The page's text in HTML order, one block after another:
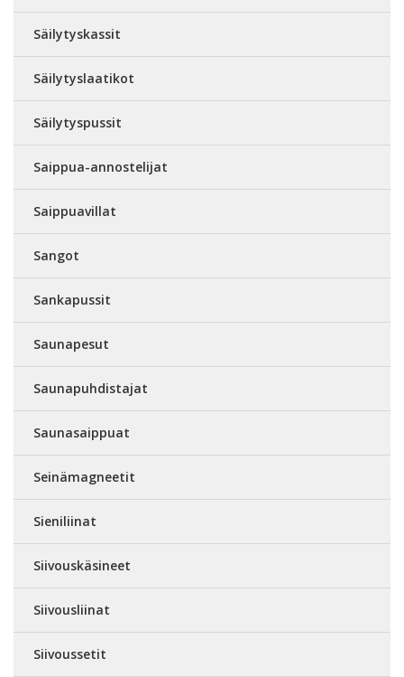
Säilytyskassit
Säilytyslaatikot
Säilytyspussit
Saippua-annostelijat
Saippuavillat
Sangot
Sankapussit
Saunapesut
Saunapuhdistajat
Saunasaippuat
Seinämagneetit
Sieniliinat
Siivouskäsineet
Siivousliinat
Siivoussetit